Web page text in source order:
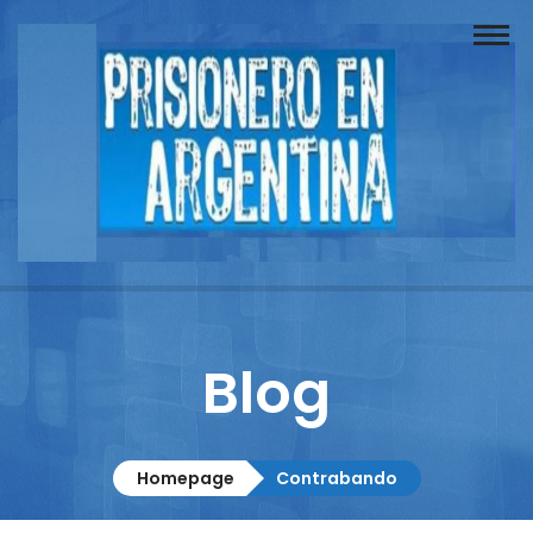
Buscador
Documentos
Columnistas
Contacto
Blog
Homepage Contrabando